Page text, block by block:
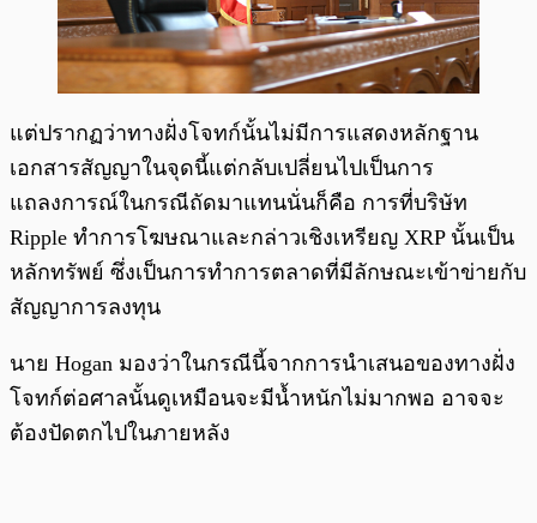
แต่ปรากฏว่าทางฝั่งโจทก์นั้นไม่มีการแสดงหลักฐาน
เอกสารสัญญาในจุดนี้แต่กลับเปลี่ยนไปเป็นการ
แถลงการณ์ในกรณีถัดมาแทนนั่นก็คือ การที่บริษัท
Ripple ทำการโฆษณาและกล่าวเชิงเหรียญ XRP นั้นเป็น
หลักทรัพย์ ซึ่งเป็นการทำการตลาดที่มีลักษณะเข้าข่ายกับ
สัญญาการลงทุน
นาย Hogan มองว่าในกรณีนี้จากการนำเสนอของทางฝั่ง
โจทก์ต่อศาลนั้นดูเหมือนจะมีน้ำหนักไม่มากพอ อาจจะ
ต้องปัดตกไปในภายหลัง